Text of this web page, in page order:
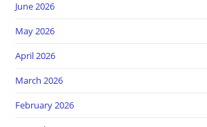
June 2026
May 2026
April 2026
March 2026
February 2026